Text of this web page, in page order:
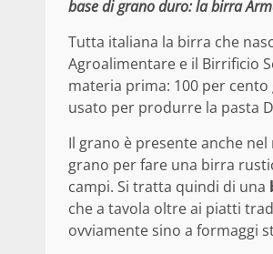
base di grano duro: la birra
Tutta italiana la birra che
Agroalimentare e il Birrificio
materia prima: 100 per
usato per produrre la pasta
Il grano è presente anche
grano per fare una birra
campi. Si tratta quindi di una
che a tavola oltre ai piatti
ovviamente sino a formaggi